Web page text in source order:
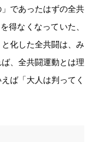
であったはずの全共
得なくなっていた、
化した全共闘は、み
、全共闘運動とは理
ば「大人は判ってく